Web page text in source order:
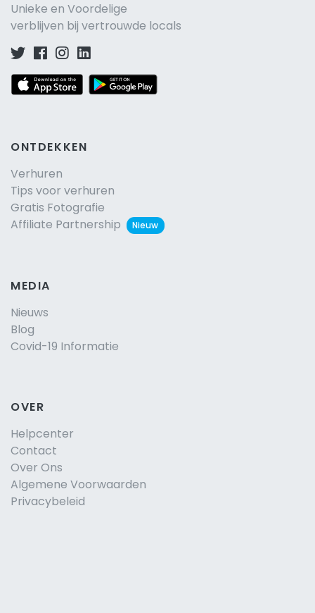
Unieke en Voordelige
verblijven bij vertrouwde locals
ONTDEKKEN
Verhuren
Tips voor verhuren
Gratis Fotografie
Affiliate Partnership
Nieuw
MEDIA
Nieuws
Blog
Covid-19 Informatie
OVER
Helpcenter
Contact
Over Ons
Algemene Voorwaarden
Privacybeleid